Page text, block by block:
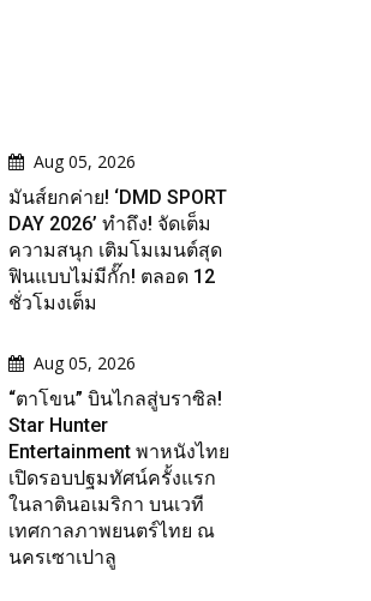
Aug 05, 2026
มันส์ยกค่าย! ‘DMD SPORT
DAY 2026’ ทำถึง! จัดเต็ม
ความสนุก เติมโมเมนต์สุด
ฟินแบบไม่มีกั๊ก! ตลอด 12
ชั่วโมงเต็ม
Aug 05, 2026
“ตาโขน” บินไกลสู่บราซิล!
Star Hunter
Entertainment พาหนังไทย
เปิดรอบปฐมทัศน์ครั้งแรก
ในลาตินอเมริกา บนเวที
เทศกาลภาพยนตร์ไทย ณ
นครเซาเปาลู